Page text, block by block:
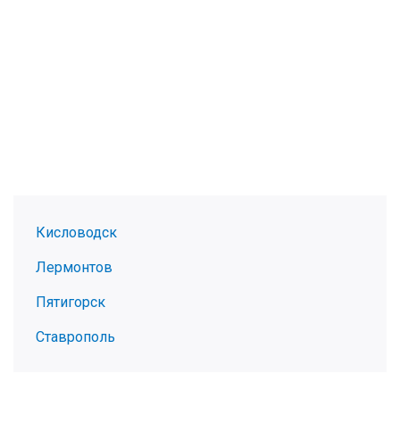
Кисловодск
Лермонтов
Пятигорск
Ставрополь